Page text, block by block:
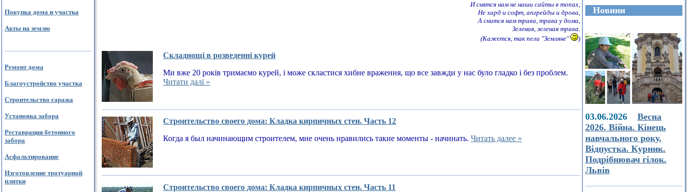
Покупка дома и участка
Акты на землю
Ремонт дома
Благоустройство участка
Строительство гаража
Установка забора
Реставрация бетонного
забора
Асфальтирование
Изготовление тротуарной
плитки
И снятся нам не наши сайты в топах,
Не хард и софт, апгрейды и дрова,
А снится нам трава, трава у дома,
Зеленая, зеленая трава.
(Кажется, так пели "Земляне"
)
Складнощі в розведенні курей
Ми вже 20 років тримаємо курей, і може скластися хибне враження, що все завжди у нас було гладко і без проблем.
Читати далі »
Строительство своего дома: Кладка кирпичных стен. Часть 12
Когда я был начинающим строителем, мне очень нравились такие моменты - начинать. Читать далее »
Строительство своего дома: Кладка кирпичных стен. Часть 11
Новини
03.06.2026 Весна
2026. Війна. Кінець
навчального року.
Відпустка. Курник.
Подрібнювач гілок.
Львів